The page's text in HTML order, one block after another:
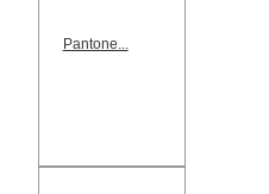
Pantone...